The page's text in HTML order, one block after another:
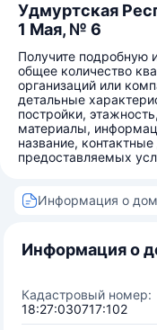
Удмуртская
1 Мая, № 6
Получите
общее количество
организаций или
детальные
постройки,
материалы,
название,
предоставляемых
Информация о
Информация о
Кадастровый номер:
18:27:030717:102